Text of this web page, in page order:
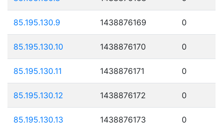
85.195.130.9 1438876169 0
85.195.130.10 1438876170 0
85.195.130.11 1438876171 0
85.195.130.12 1438876172 0
85.195.130.13 1438876173 0